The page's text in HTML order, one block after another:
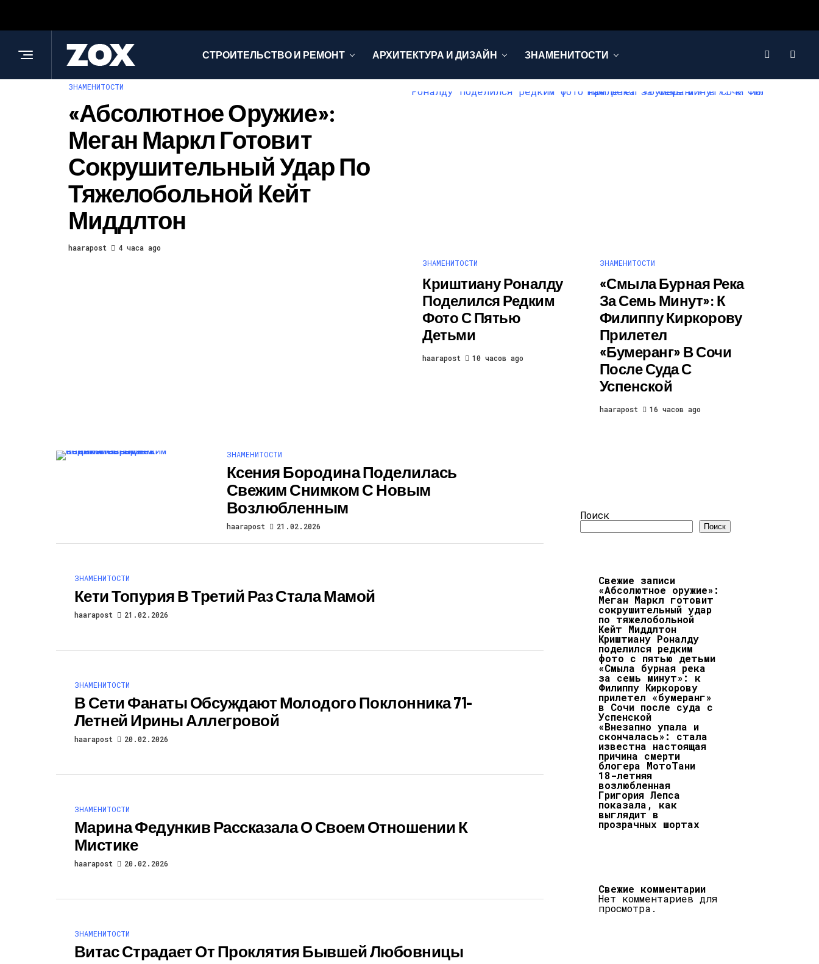
СТРОИТЕЛЬСТВО И РЕМОНТ АРХИТЕКТУРА И ДИЗАЙН ЗНАМЕНИТОСТИ
ЗНАМЕНИТОСТИ
«Абсолютное Оружие»:
Меган Маркл Готовит
Сокрушительный Удар По
Тяжелобольной Кейт
Миддлтон
haarapost
4 часа ago
ЗНАМЕНИТОСТИ
Криштиану Роналду
Поделился Редким
Фото С Пятью
Детьми
haarapost 10 часов ago
ЗНАМЕНИТОСТИ
«Смыла Бурная Река
За Семь Минут»: К
Филиппу Киркорову
Прилетел
«бумеранг» В Сочи
После Суда С
Успенской
haarapost 16 часов ago
ЗНАМЕНИТОСТИ
Ксения Бородина Поделилась
Свежим Снимком С Новым
Возлюбленным
haarapost 21.02.2026
ЗНАМЕНИТОСТИ
Кети Топурия В Третий Раз Стала Мамой
haarapost 21.02.2026
ЗНАМЕНИТОСТИ
В Сети Фанаты Обсуждают Молодого Поклонника 71-
Летней Ирины Аллегровой
haarapost 20.02.2026
ЗНАМЕНИТОСТИ
Марина Федункив Рассказала О Своем Отношении К
Мистике
haarapost 20.02.2026
ЗНАМЕНИТОСТИ
Витас Страдает От Проклятия Бывшей Любовницы
Поиск
Поиск
Свежие записи
«Абсолютное оружие»:
Меган Маркл готовит
сокрушительный удар
по тяжелобольной
Кейт Миддлтон
Криштиану Роналду
поделился редким
фото с пятью детьми
«Смыла бурная река
за семь минут»: к
Филиппу Киркорову
прилетел «бумеранг»
в Сочи после суда с
Успенской
«Внезапно упала и
скончалась»: стала
известна настоящая
причина смерти
блогера МотоТани
18-летняя
возлюбленная
Григория Лепса
показала, как
выглядит в
прозрачных шортах
Свежие комментарии
Нет комментариев для
просмотра.